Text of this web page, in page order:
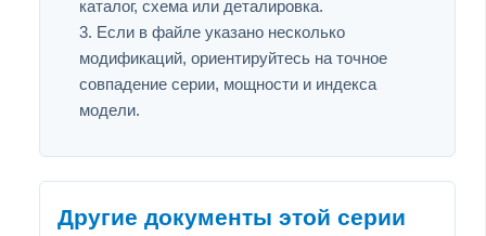
каталог, схема или деталировка.
Если в файле указано несколько
модификаций, ориентируйтесь на точное
совпадение серии, мощности и индекса
модели.
Другие документы этой серии